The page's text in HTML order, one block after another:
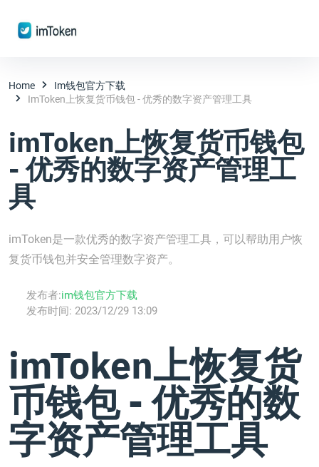
Home
Im钱包官方下载
ImToken上恢复货币钱包 - 优秀的数字资产管理工具
imToken上恢复货币钱包
- 优秀的数字资产管理工
具
imToken是一款优秀的数字资产管理工具，可以帮助用户恢
复货币钱包并安全管理数字资产。
发布者:im钱包官方下载
发布时间: 2023/12/29 13:09
imToken上恢复货
币钱包 - 优秀的数
字资产管理工具